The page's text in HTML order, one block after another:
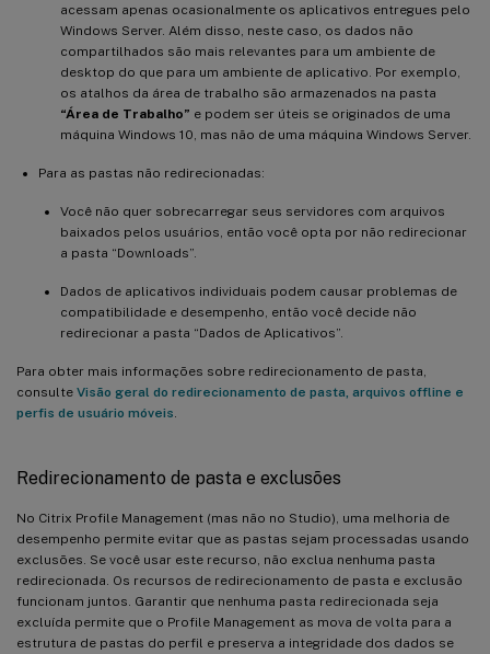
acessam apenas ocasionalmente os aplicativos entregues pelo
Windows Server. Além disso, neste caso, os dados não
compartilhados são mais relevantes para um ambiente de
desktop do que para um ambiente de aplicativo. Por exemplo,
os atalhos da área de trabalho são armazenados na pasta
“Área de Trabalho” e podem ser úteis se originados de uma
máquina Windows 10, mas não de uma máquina Windows Server.
Para as pastas não redirecionadas:
Você não quer sobrecarregar seus servidores com arquivos
baixados pelos usuários, então você opta por não redirecionar
a pasta “Downloads”.
Dados de aplicativos individuais podem causar problemas de
compatibilidade e desempenho, então você decide não
redirecionar a pasta “Dados de Aplicativos”.
Para obter mais informações sobre redirecionamento de pasta,
consulte Visão geral do redirecionamento de pasta, arquivos offline e
perfis de usuário móveis
Redirecionamento de pasta e exclusões
No Citrix Profile Management (mas não no Studio), uma melhoria de
desempenho permite evitar que as pastas sejam processadas usando
exclusões. Se você usar este recurso, não exclua nenhuma pasta
redirecionada. Os recursos de redirecionamento de pasta e exclusão
funcionam juntos. Garantir que nenhuma pasta redirecionada seja
excluída permite que o Profile Management as mova de volta para a
estrutura de pastas do perfil e preserva a integridade dos dados se